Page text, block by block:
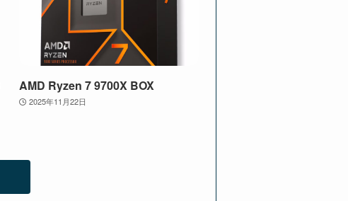
AMD Ryzen 7 9700X BOX
2025年11月22日